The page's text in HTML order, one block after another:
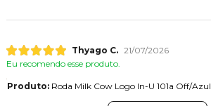
Thyago C. 21/07/2026
Eu recomendo esse produto.
Produto:Roda Milk Cow Logo In-U 101a Off/Azul